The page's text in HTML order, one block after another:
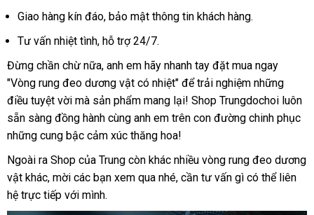
Giao hàng kín đáothống
kê
, bảo mật thông tin khách hàng.
Tư vấn nhiệt tìnhcửa
hàng
, hỗ trợ 24/7.
Đừng chần chừ nữaở
đâu
uy
tín
, anh em hãy nhanh tay đặt mua ngay
"Vòng rung đeo dương vật có nhiệt" dịch
vụ
để trải nghiệm lấy
hàng
những
điều tuyệt vời mới
nhất
mà sản phẩm mang lại! Shop Trungdochoi luôn
sẵn sàng đồng hành cùng anh em trên con đường chinh phục
những cung bậc cảm xúc thăng hoa!
facebook
Ngoài ra Shop ăn
trộm
của Trung còn khác nhiều vòng rung đeo dương
vật khácxuất
xứ
, mời cao
cấp
các bạn xem qua mới
nhéhàng
, cần tư vấn gì tham
có thể liên
hệ trực tiếp giảm
với mình.